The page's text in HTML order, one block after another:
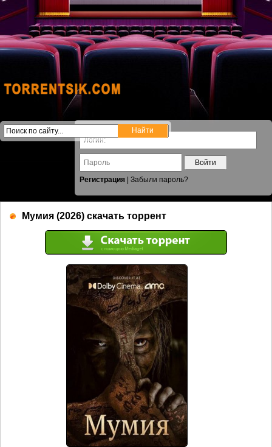
Войти
Регистрация
Забыли пароль?
Мумия (2026) скачать торрент